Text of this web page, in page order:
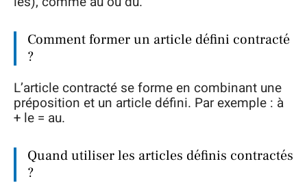
Comment former un article défini contracté
?
L’article contracté se forme en combinant une
préposition et un article défini. Par exemple : à
+ le = au.
Quand utiliser les articles définis contractés
?